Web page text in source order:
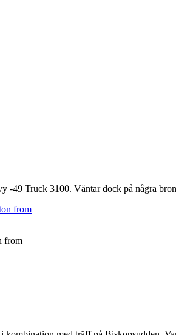
-49 Truck 3100. Väntar dock på några
from